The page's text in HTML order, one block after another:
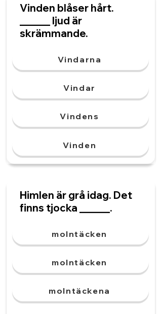
Vinden blåser hårt.
______ ljud är
skrämmande.
Vindarna
Vindar
Vindens
Vinden
Himlen är grå idag. Det
finns tjocka ______.
molntäcken
molntäcken
molntäckena